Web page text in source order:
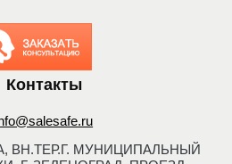
обратный
Контакты
ВН.ТЕР.Г. МУНИЦИПАЛЬНЫЙ